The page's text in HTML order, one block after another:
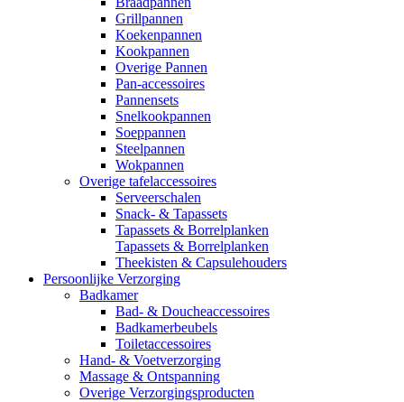
Grillpannen
Koekenpannen
Kookpannen
Overige Pannen
Pan-accessoires
Pannensets
Snelkookpannen
Soeppannen
Steelpannen
Wokpannen
Overige tafelaccessoires
Serveerschalen
Snack- & Tapassets
Tapassets & Borrelplanken
Tapassets & Borrelplanken
Theekisten & Capsulehouders
Persoonlijke Verzorging
Badkamer
Bad- & Doucheaccessoires
Badkamerbeubels
Toiletaccessoires
Hand- & Voetverzorging
Massage & Ontspanning
Overige Verzorgingsproducten